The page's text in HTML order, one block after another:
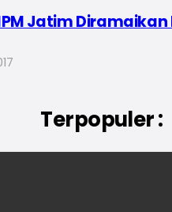
Jatim Diramaikan
Terpopuler :